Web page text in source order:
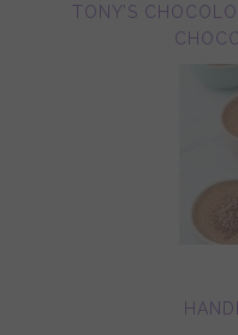
TONY’S